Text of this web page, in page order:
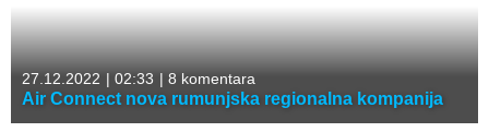
27.12.2022 | 02:33 | 8 komentara
Air Connect nova rumunjska regionalna kompanija